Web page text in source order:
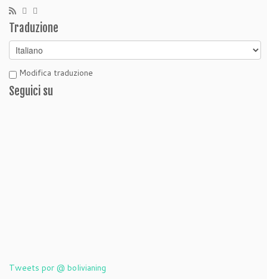
Traduzione
Modifica traduzione
Seguici su
Tweets por @ bolivianing